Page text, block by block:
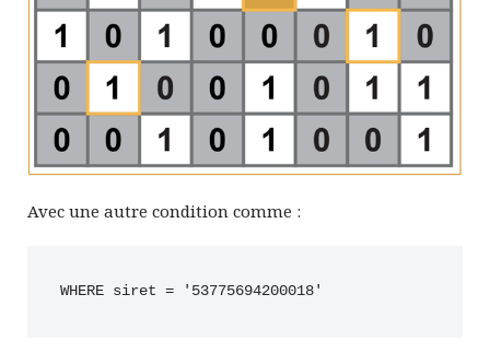
Avec une autre condition comme :
WHERE siret = '53775694200018'